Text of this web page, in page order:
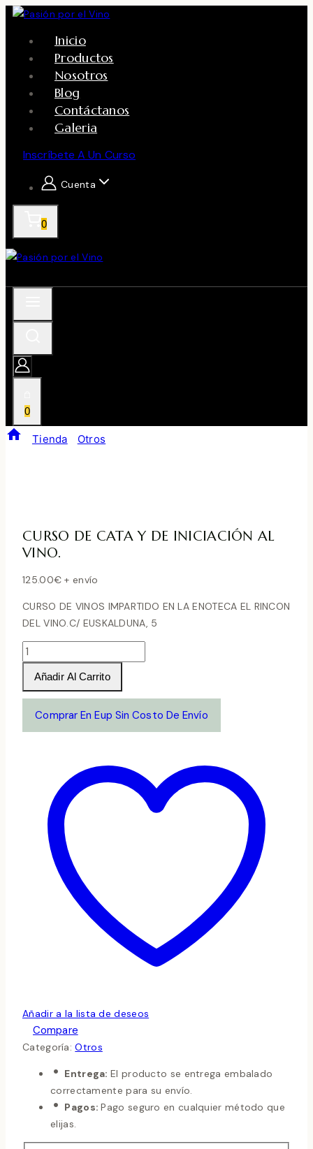
Skip
content
Inicio
Productos
Nosotros
Blog
Contáctanos
Galeria
Inscríbete A Un Curso
Cuenta
0
0
Tienda Otros
CURSO DE CATA Y DE INICIACIÓN AL
VINO.
125.00€ + envío
CURSO DE VINOS IMPARTIDO EN LA ENOTECA EL RINCON
DEL VINO.C/ EUSKALDUNA, 5
CURSO
DE
CATA
Y
INICIACIÓN
cantidad
Añadir Al Carrito
Comprar En Eup Sin Costo De Envío
Añadir a la lista de deseos
Compare
Categoría:Otros
Entrega:El producto se entrega embalado
correctamente para su envío.
Pagos:Pago seguro en cualquier método que
elijas.